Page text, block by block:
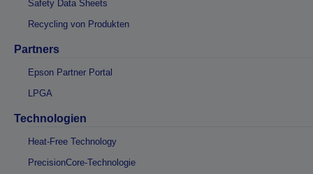
Safety Data Sheets
Recycling von Produkten
Partners
Epson Partner Portal
LPGA
Technologien
Heat-Free Technology
PrecisionCore-Technologie